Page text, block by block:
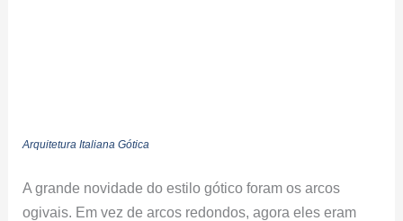
Arquitetura Italiana Gótica
A grande novidade do estilo gótico foram os arcos
ogivais. Em vez de arcos redondos, agora eles eram